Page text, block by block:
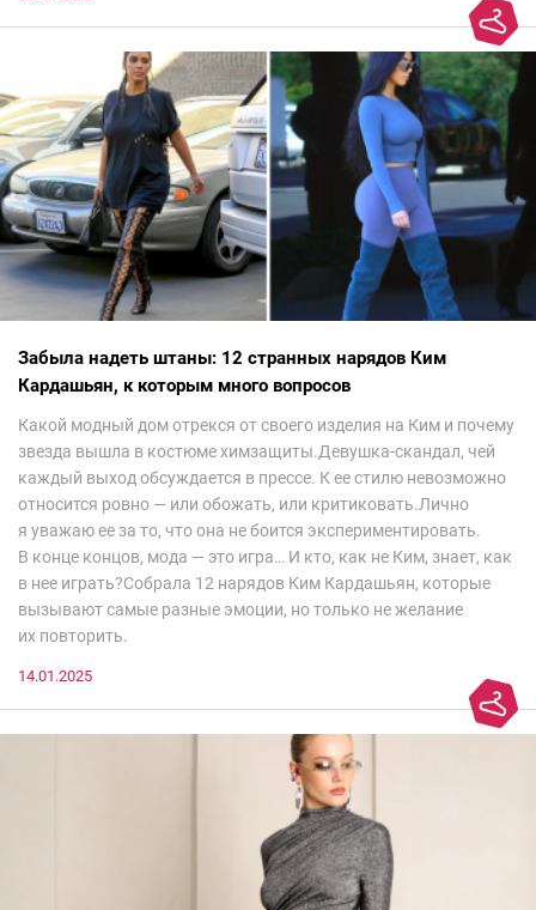
Забыла надеть штаны: 12 странных нарядов Ким
Кардашьян, к которым много вопросов
Какой модный дом отрекся от своего изделия на Ким и почему
звезда вышла в костюме химзащиты.Девушка-скандал, чей
каждый выход обсуждается в прессе. К ее стилю невозможно
относится ровно — или обожать, или критиковать.Лично
я уважаю ее за то, что она не боится экспериментировать.
В конце концов, мода — это игра… И кто, как не Ким, знает, как
в нее играть?Собрала 12 нарядов Ким Кардашьян, которые
вызывают самые разные эмоции, но только не желание
их повторить.
14.01.2025